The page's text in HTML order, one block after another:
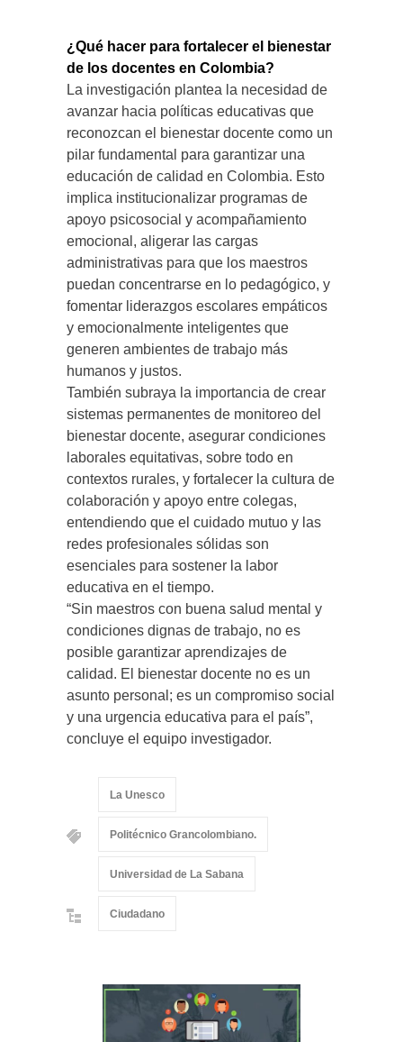
¿Qué hacer para fortalecer el bienestar
de los docentes en Colombia?
La investigación plantea la necesidad de
avanzar hacia políticas educativas que
reconozcan el bienestar docente como un
pilar fundamental para garantizar una
educación de calidad en Colombia. Esto
implica institucionalizar programas de
apoyo psicosocial y acompañamiento
emocional, aligerar las cargas
administrativas para que los maestros
puedan concentrarse en lo pedagógico, y
fomentar liderazgos escolares empáticos
y emocionalmente inteligentes que
generen ambientes de trabajo más
humanos y justos.
También subraya la importancia de crear
sistemas permanentes de monitoreo del
bienestar docente, asegurar condiciones
laborales equitativas, sobre todo en
contextos rurales, y fortalecer la cultura de
colaboración y apoyo entre colegas,
entendiendo que el cuidado mutuo y las
redes profesionales sólidas son
esenciales para sostener la labor
educativa en el tiempo.
“Sin maestros con buena salud mental y
condiciones dignas de trabajo, no es
posible garantizar aprendizajes de
calidad. El bienestar docente no es un
asunto personal; es un compromiso social
y una urgencia educativa para el país”,
concluye el equipo investigador.
La Unesco
Politécnico Grancolombiano.
Universidad de La Sabana
Ciudadano